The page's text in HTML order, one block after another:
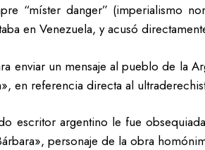
“míster danger” (imperialismo
en Venezuela, y acusó
enviar un mensaje al pueblo de la
en referencia directa al
escritor argentino le fue
personaje de la obra